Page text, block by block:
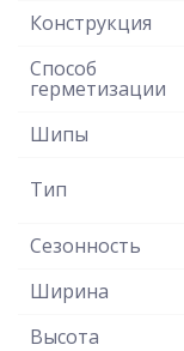
Конструкция
Способ
герметизации
Шипы
Тип
Сезонность
Ширина
Высота